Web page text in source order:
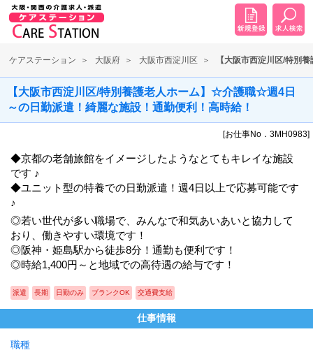
ケアステーション 大阪府 大阪市西淀川区 【大阪市西淀川区/特別
【大阪市西淀川区/特別養護老人ホーム】☆介護職☆週4日
～の日勤派遣！綺麗な施設！通勤便利！高時給！
[お仕事No．3MH0983]
◆京都の老舗旅館をイメージしたようなとてもキレイな施設
です ♪
◆ユニット型の特養での日勤派遣！週4日以上で応募可能です
♪
◎若い世代が多い職場で、みんなで和気あいあいと協力して
おり、働きやすい環境です！
◎阪神・姫島駅から徒歩8分！通勤も便利です！
◎時給1,400円～と地域での高待遇の給与です！
派遣 長期 日勤のみ ブランクOK 交通費支給
仕事情報
職種